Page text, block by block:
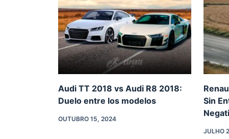
Audi TT 2018 vs Audi R8 2018:
Duelo entre los modelos
OUTUBRO 15, 2024
Sin
JULHO